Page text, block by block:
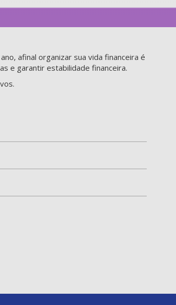
afinal organizar sua vida financeira é
e garantir estabilidade financeira.